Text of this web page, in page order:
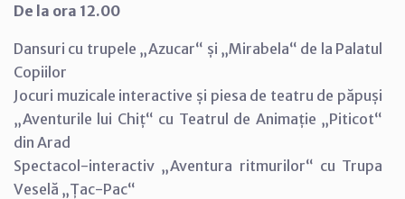
De la ora 12.00
Dansuri cu trupele „Azucar“ și „Mirabela“ de la Palatul
Copiilor
Jocuri muzicale interactive și piesa de teatru de păpuși
„Aventurile lui Chiț“ cu Teatrul de Animație „Piticot“
din Arad
Spectacol-interactiv „Aventura ritmurilor“ cu Trupa
Veselă „Țac-Pac“